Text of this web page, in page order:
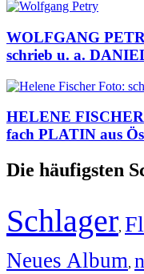
WOLFGANG
schrieb u. a.
HELENE
fach PLATIN aus
Die häufigsten
Schlager,
Neues Album,